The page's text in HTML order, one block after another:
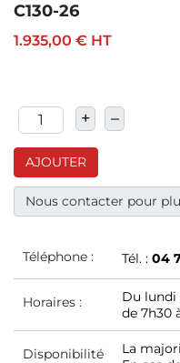
C130-26
1.935,00 € HT
+ –
AJOUTER
Nous contacter pour
Téléphone : Tél. : 04
Horaires :
Du lundi
de 7h30
Disponibilité
La